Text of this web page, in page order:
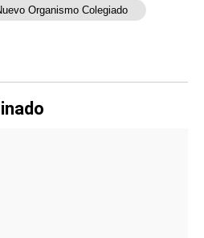
Organismo Colegiado